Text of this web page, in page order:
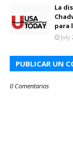
La
para
July
PUBLICAR UN
0 Comentarios